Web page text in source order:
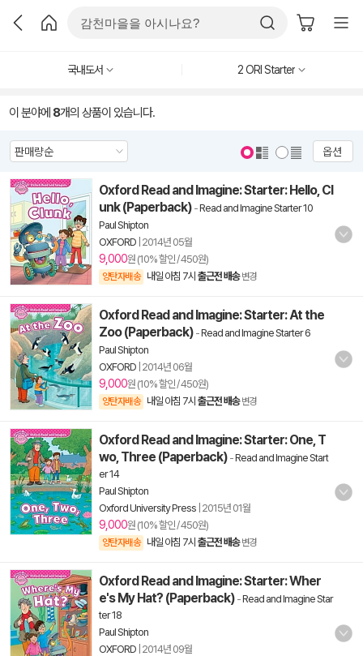
국내도서 2 ORI Starter
이 분야에 8개의 상품이 있습니다.
옵션
Oxford Read and Imagine: Starter: Hello, Cl
unk (Paperback) -Read and Imagine Starter 10
Paul Shipton
OXFORD 2014년 05월
9,000원 (10% 할인 / 450원)
양탄자배송 내일 아침 7시 출근전 배송 변경
Oxford Read and Imagine: Starter: At the
Zoo (Paperback) -Read and Imagine Starter 6
Paul Shipton
OXFORD 2014년 06월
9,000원 (10% 할인 / 450원)
양탄자배송 내일 아침 7시 출근전 배송 변경
Oxford Read and Imagine: Starter: One, T
wo, Three (Paperback) -Read and Imagine Start
er 14
Paul Shipton
Oxford University Press 2015년 01월
9,000원 (10% 할인 / 450원)
양탄자배송 내일 아침 7시 출근전 배송 변경
Oxford Read and Imagine: Starter: Wher
e's My Hat? (Paperback) -Read and Imagine Star
ter 18
Paul Shipton
OXFORD 2014년 09월